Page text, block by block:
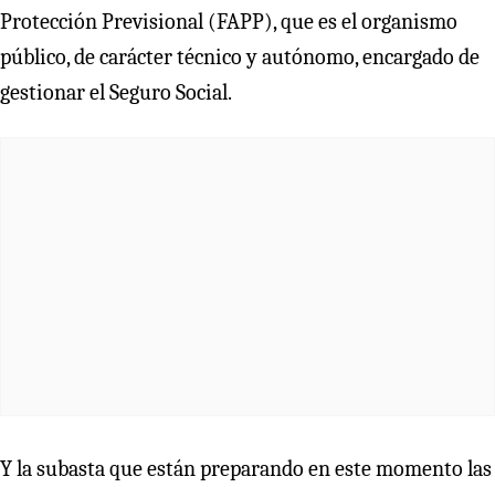
Protección Previsional (FAPP), que es el organismo
público, de carácter técnico y autónomo, encargado de
gestionar el Seguro Social.
Y la subasta que están preparando en este momento las